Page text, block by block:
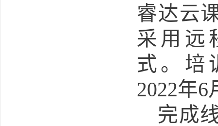
睿达云
采用远
式。培
2022年6
完成